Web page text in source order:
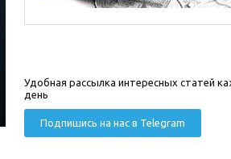
Удобная рассылка интересных статей
день
Подпишись на нас в Telegram